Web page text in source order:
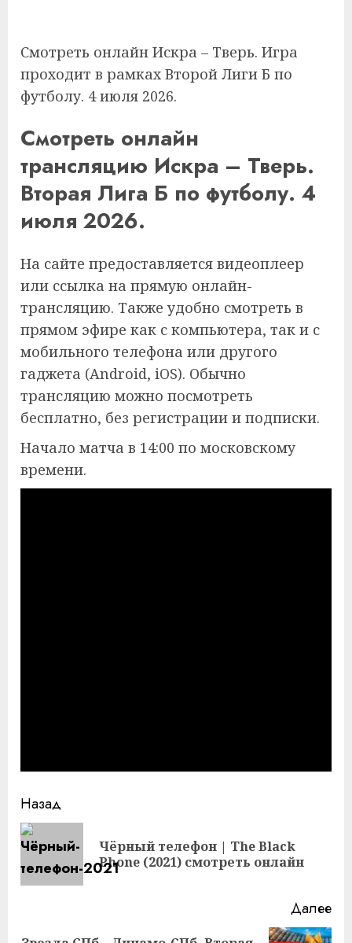
Смотреть онлайн Искра – Тверь. Игра
проходит в рамках Второй Лиги Б по
футболу. 4 июля 2026.
Смотреть онлайн
трансляцию Искра – Тверь.
Вторая Лига Б по футболу. 4
июля 2026.
На сайте предоставляется видеоплеер
или ссылка на прямую онлайн-
трансляцию. Также удобно смотреть в
прямом эфире как с компьютера, так и с
мобильного телефона или другого
гаджета (Android, iOS). Обычно
трансляцию можно посмотреть
бесплатно, без регистрации и подписки.
Начало матча в 14:00 по московскому
времени.
Продолжить
чтение
Назад
Чёрный телефон | The Black
Phone (2021) смотреть онлайн
Далее